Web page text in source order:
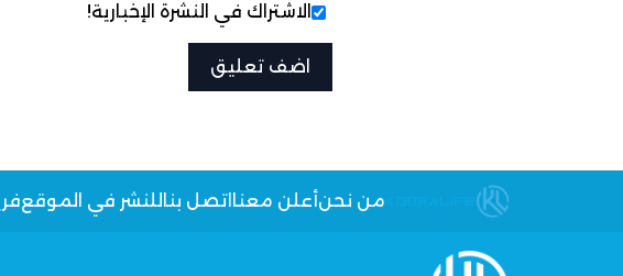
الاشتراك في النشرة الإخبارية!
من نحنأعلن معنا اتصل بنا للنشر في الموقع